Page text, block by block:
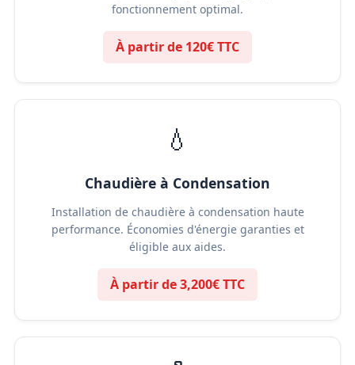
fonctionnement optimal.
À partir de 120€ TTC
💧
Chaudière à Condensation
Installation de chaudière à condensation haute
performance. Économies d'énergie garanties et
éligible aux aides.
À partir de 3,200€ TTC